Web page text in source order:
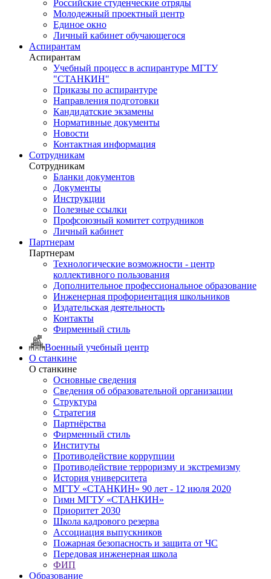
Российские студенческие отряды
Молодежный проектный центр
Единое окно
Личный кабинет обучающегося
Аспирантам
Аспирантам
Учебный процесс в аспирантуре МГТУ
"СТАНКИН"
Приказы по аспирантуре
Направления подготовки
Кандидатские экзамены
Нормативные документы
Новости
Контактная информация
Сотрудникам
Сотрудникам
Бланки документов
Документы
Инструкции
Полезные ссылки
Профсоюзный комитет сотрудников
Личный кабинет
Партнерам
Партнерам
Технологические возможности - центр
коллективного пользования
Дополнительное профессиональное образование
Инженерная профориентация школьников
Издательская деятельность
Контакты
Фирменный стиль
Военный учебный центр
О станкине
О станкине
Основные сведения
Сведения об образовательной организации
Структура
Стратегия
Партнёрства
Фирменный стиль
Институты
Противодействие коррупции
Противодействие терроризму и экстремизму
История университета
МГТУ «СТАНКИН» 90 лет - 12 июля 2020
Гимн МГТУ «СТАНКИН»
Приоритет 2030
Школа кадрового резерва
Ассоциация выпускников
Пожарная безопасность и защита от ЧС
Передовая инженерная школа
ФИП
Образование